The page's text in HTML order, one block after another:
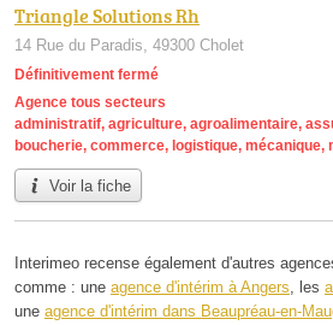
Triangle Solutions Rh
14 Rue du Paradis, 49300 Cholet
Définitivement fermé
Agence tous secteurs
administratif, agriculture, agroalimentaire,
boucherie, commerce, logistique, mécanique,
Voir la fiche
Interimeo recense également d'autres
comme : une agence d'intérim à Angers , les
une agence d'intérim dans Beaupréau-en-